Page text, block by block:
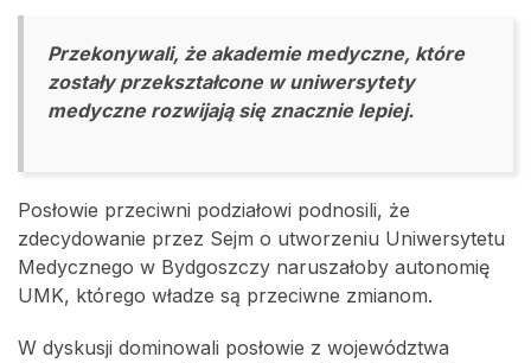
Przekonywali, że akademie medyczne, które
zostały przekształcone w uniwersytety
medyczne rozwijają się znacznie lepiej.
Posłowie przeciwni podziałowi podnosili, że
zdecydowanie przez Sejm o utworzeniu Uniwersytetu
Medycznego w Bydgoszczy naruszałoby autonomię
UMK, którego władze są przeciwne zmianom.
W dyskusji dominowali posłowie z województwa